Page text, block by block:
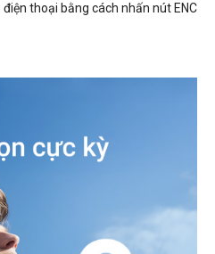
thoại bằng cách nhấn nút ENC